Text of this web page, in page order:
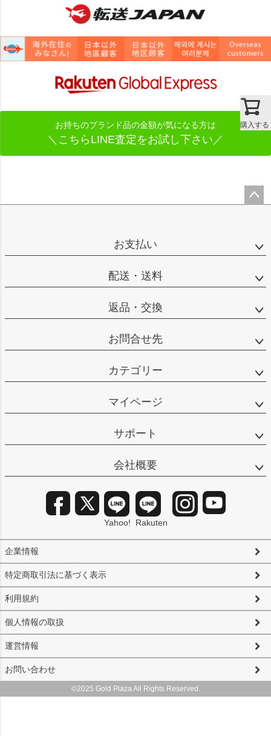
購入する
お持ちのブランド品の金額が気になる方は
＼こちらLINE査定をお試し下さい／
お支払い
配送・送料
返品・交換
お問合せ先
カテゴリー
マイページ
サポート
会社概要
企業情報
特定商取引法に基づく表示
利用規約
個人情報の取扱
運営情報
お問い合わせ
Yahoo! Rakuten
©2025 Gold Plaza All Rights Reserved.